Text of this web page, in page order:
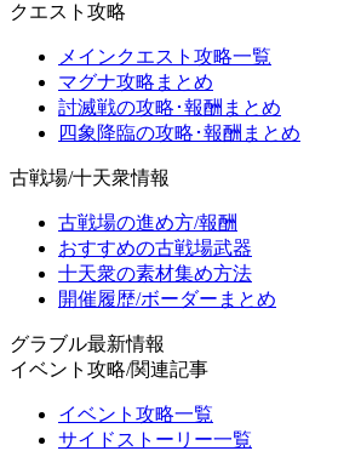
クエスト攻略
メインクエスト攻略一覧
マグナ攻略まとめ
討滅戦の攻略･報酬まとめ
四象降臨の攻略･報酬まとめ
古戦場/十天衆情報
古戦場の進め方/報酬
おすすめの古戦場武器
十天衆の素材集め方法
開催履歴/ボーダーまとめ
グラブル最新情報
イベント攻略/関連記事
イベント攻略一覧
サイドストーリー一覧